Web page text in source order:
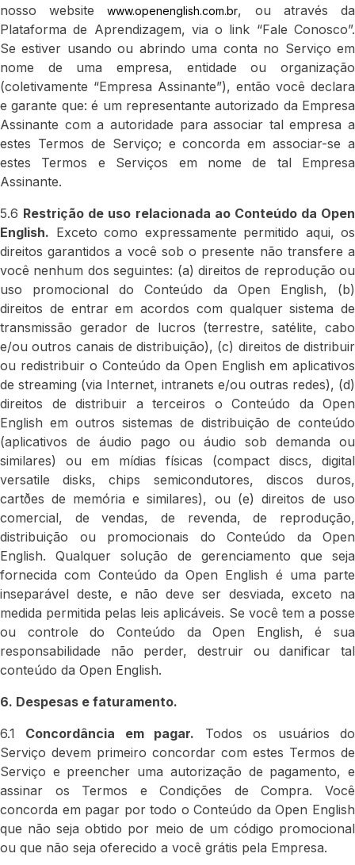
nosso websitewww.openenglish.com.br, ou através da
Plataforma de Aprendizagem, via o link “Fale Conosco”.
Se estiver usando ou abrindo uma conta no Serviço em
nome de uma empresa, entidade ou organização
(coletivamente “Empresa Assinante”), então você declara
e garante que: é um representante autorizado da Empresa
Assinante com a autoridade para associar tal empresa a
estes Termos de Serviço; e concorda em associar-se a
estes Termos e Serviços em nome de tal Empresa
Assinante.
5.6 Restrição de uso relacionada ao Conteúdo da Open
English. Exceto como expressamente permitido aqui, os
direitos garantidos a você sob o presente não transfere a
você nenhum dos seguintes: (a) direitos de reprodução ou
uso promocional do Conteúdo da Open English, (b)
direitos de entrar em acordos com qualquer sistema de
transmissão gerador de lucros (terrestre, satélite, cabo
e/ou outros canais de distribuição), (c) direitos de distribuir
ou redistribuir o Conteúdo da Open English em aplicativos
de streaming (via Internet, intranets e/ou outras redes), (d)
direitos de distribuir a terceiros o Conteúdo da Open
English em outros sistemas de distribuição de conteúdo
(aplicativos de áudio pago ou áudio sob demanda ou
similares) ou em mídias físicas (compact discs, digital
versatile disks, chips semicondutores, discos duros,
cartðes de memória e similares), ou (e) direitos de uso
comercial, de vendas, de revenda, de reprodução,
distribuição ou promocionais do Conteúdo da Open
English. Qualquer solução de gerenciamento que seja
fornecida com Conteúdo da Open English é uma parte
inseparável deste, e não deve ser desviada, exceto na
medida permitida pelas leis aplicáveis. Se você tem a posse
ou controle do Conteúdo da Open English, é sua
responsabilidade não perder, destruir ou danificar tal
conteúdo da Open English.
6. Despesas e faturamento.
6.1 Concordância em pagar. Todos os usuários do
Serviço devem primeiro concordar com estes Termos de
Serviço e preencher uma autorização de pagamento, e
assinar os Termos e Condições de Compra. Você
concorda em pagar por todo o Conteúdo da Open English
que não seja obtido por meio de um código promocional
ou que não seja oferecido a você grátis pela Empresa.